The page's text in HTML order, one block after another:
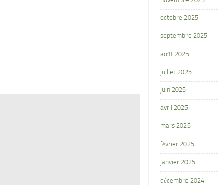
octobre 2025
septembre 2025
août 2025
juillet 2025
juin 2025
avril 2025
mars 2025
février 2025
janvier 2025
décembre 2024